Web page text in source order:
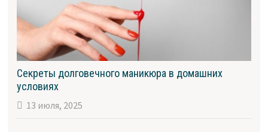
Секреты долговечного маникюра в домашних
условиях
13 июля, 2025